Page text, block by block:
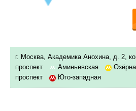
г. Москва, Академика Анохина, д. 2,
проспект
Аминьевская
проспект
Юго-западная